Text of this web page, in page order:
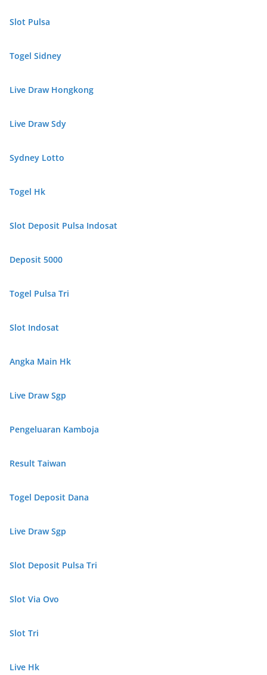
Slot Pulsa
Togel Sidney
Live Draw Hongkong
Live Draw Sdy
Sydney Lotto
Togel Hk
Slot Deposit Pulsa Indosat
Deposit 5000
Togel Pulsa Tri
Slot Indosat
Angka Main Hk
Live Draw Sgp
Pengeluaran Kamboja
Result Taiwan
Togel Deposit Dana
Live Draw Sgp
Slot Deposit Pulsa Tri
Slot Via Ovo
Slot Tri
Live Hk